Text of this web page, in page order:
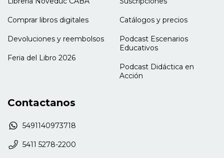
Asociación de Profesionales en Técnicas y
Lenguajes Corporales (APTELEC). A través de sus
innumerables charlas, talleres, cursos,
conferencias, artículos y libros, la Expresión
Corporal y su enfoque sistémico tuvo vasta
repercusión en ámbitos artísticos, terapéuticos y
educativos en la Argentina, así como en
Latinoamérica, España, Israel, Estados Unidos y
asociaciones, escuelas e instituciones para
Comprar libros digitales
Devoluciones y reembolsos
Feria del Libro 2026
Catálogos y precios
Podcast Escenarios
Educativos
Podcast Didáctica en
Acción
Contactanos
5491140973718
5411 5278-2200